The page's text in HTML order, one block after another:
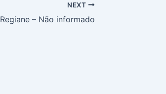
NEXT
Regiane – Não informado